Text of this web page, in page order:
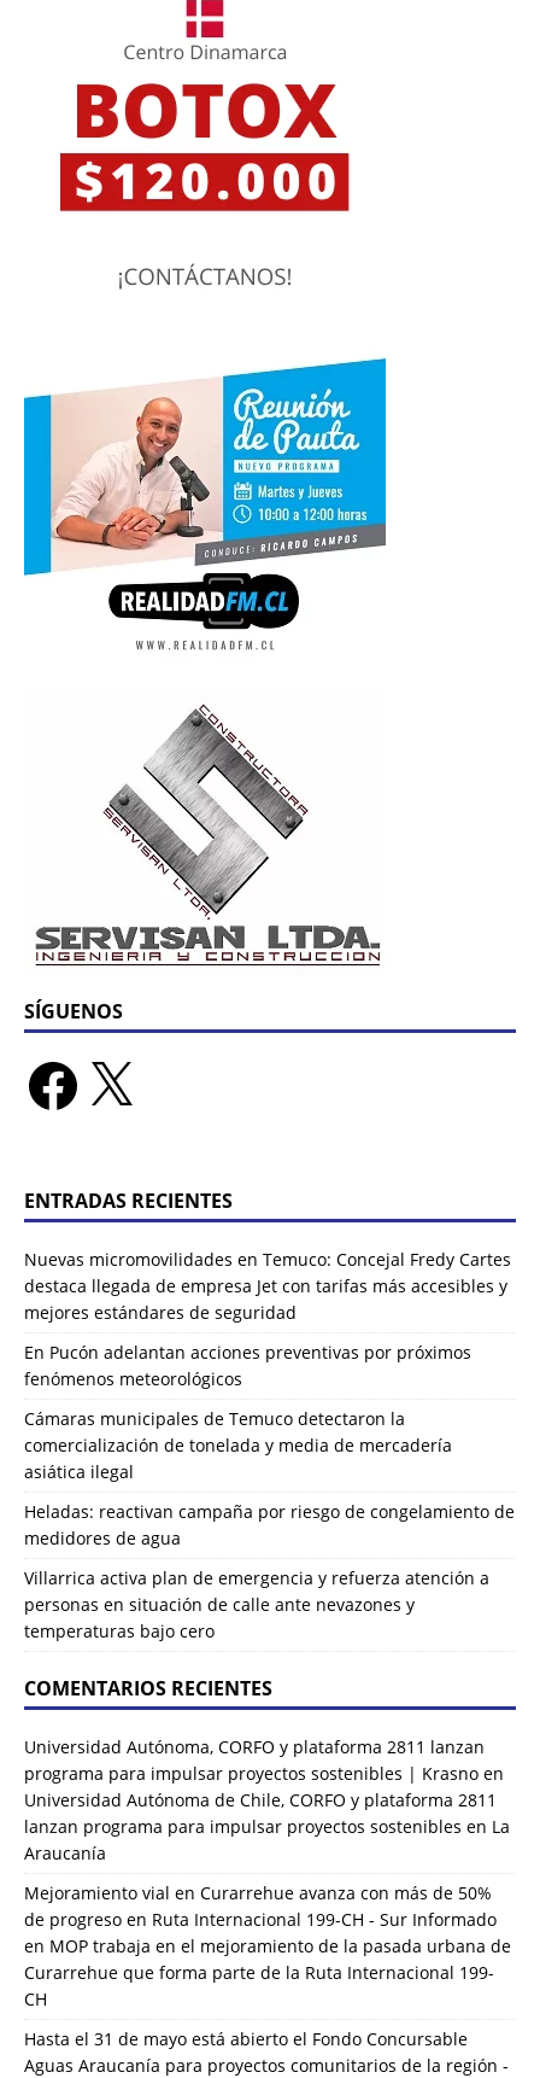
SÍGUENOS
ENTRADAS RECIENTES
Nuevas micromovilidades en Temuco: Concejal Fredy Cartes
destaca llegada de empresa Jet con tarifas más accesibles y
mejores estándares de seguridad
En Pucón adelantan acciones preventivas por próximos
fenómenos meteorológicos
Cámaras municipales de Temuco detectaron la
comercialización de tonelada y media de mercadería
asiática ilegal
Heladas: reactivan campaña por riesgo de congelamiento de
medidores de agua
Villarrica activa plan de emergencia y refuerza atención a
personas en situación de calle ante nevazones y
temperaturas bajo cero
COMENTARIOS RECIENTES
Universidad Autónoma, CORFO y plataforma 2811 lanzan
programa para impulsar proyectos sostenibles | Krasno en
Universidad Autónoma de Chile, CORFO y plataforma 2811
lanzan programa para impulsar proyectos sostenibles en La
Araucanía
Mejoramiento vial en Curarrehue avanza con más de 50%
de progreso en Ruta Internacional 199-CH - Sur Informado
en MOP trabaja en el mejoramiento de la pasada urbana de
Curarrehue que forma parte de la Ruta Internacional 199-
CH
Hasta el 31 de mayo está abierto el Fondo Concursable
Aguas Araucanía para proyectos comunitarios de la región -